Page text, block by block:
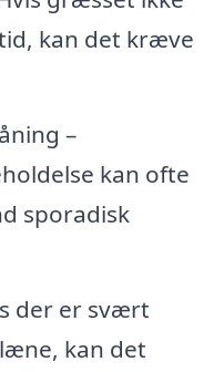
kan det kræve
–
kan ofte
sporadisk
der er svært
kan det